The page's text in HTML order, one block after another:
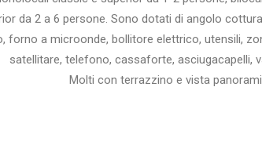
da 2 a 6 persone. Sono dotati di angolo
forno a microonde, bollitore elettrico, utensili,
satellitare, telefono, cassaforte, asciugacapelli,
Molti con terrazzino e vista